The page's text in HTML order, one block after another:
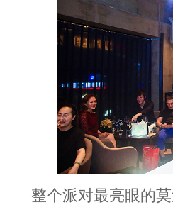
整个派对最亮眼的莫